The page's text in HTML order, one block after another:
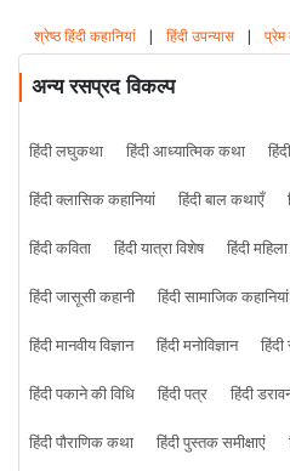
श्रेष्ठ हिंदी कहानियां | हिंदी उपन्यास | प्रेम
अन्य रसप्रद विकल्प
हिंदी लघुकथा हिंदी आध्यात्मिक कथा
हिंदी क्लासिक कहानियां
हिंदी बाल कथाएँ
हिंदी कविता
हिंदी यात्रा विशेष हिंदी
हिंदी जासूसी कहानी
हिंदी सामाजिक कहानियां
हिंदी मानवीय विज्ञान
हिंदी मनोविज्ञान
हिंदी पकाने की विधि
हिंदी पत्र हिंदी
हिंदी पौराणिक कथा
हिंदी पुस्तक समीक्षाएं